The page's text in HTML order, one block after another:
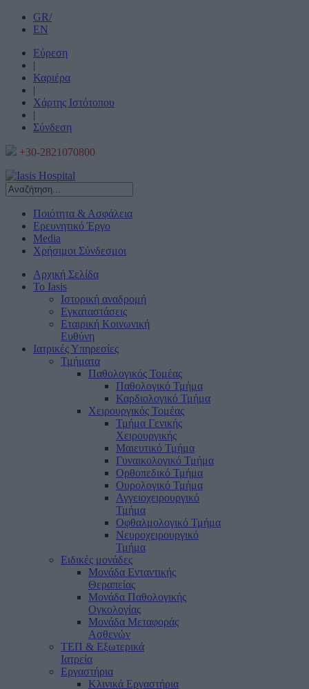
GR/
EN
Εύρεση
|
Καριέρα
|
Χάρτης Ιστότοπου
|
Σύνδεση
+30-2821070800
Ποιότητα & Ασφάλεια
Ερευνητικό Έργο
Media
Χρήσιμοι Σύνδεσμοι
Αρχική Σελίδα
Το Iasis
Ιστορική αναδρομή
Εγκαταστάσεις
Εταιρική Κοινωνική
Ευθύνη
Ιατρικές Υπηρεσίες
Τμήματα
Παθολογικός Τομέας
Παθολογικό Τμήμα
Καρδιολογικό Τμήμα
Χειρουργικός Τομέας
Τμήμα Γενικής
Χειρουργικής
Μαιευτικό Τμήμα
Γυναικολογικό Τμήμα
Ορθοπεδικό Τμήμα
Ουρολογικό Τμήμα
Αγγειοχειρουργικό
Τμήμα
Οφθαλμολογικό Τμήμα
Νευροχειρουργικό
Τμήμα
Ειδικές μονάδες
Μονάδα Ενταντικής
Θεραπείας
Μονάδα Παθολογικής
Ογκολογίας
Μονάδα Μεταφοράς
Ασθενών
ΤΕΠ & Εξωτερικά
Ιατρεία
Εργαστήρια
Κλινικά Εργαστήρια